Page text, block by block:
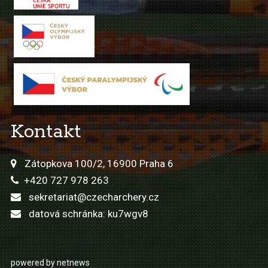
Kontakt
Zátopkova 100/2, 16900 Praha 6
+420 727 978 263
sekretariat@czecharchery.cz
datová schránka: ku7wgv8
powered by netnews